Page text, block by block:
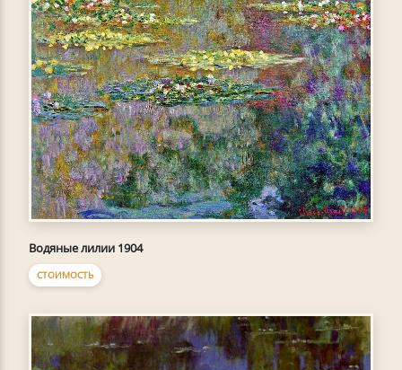
Водяные лилии 1904
СТОИМОСТЬ